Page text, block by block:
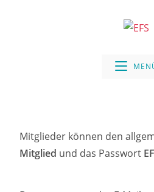
Mitglieder können den
Mitglied und das Passwort